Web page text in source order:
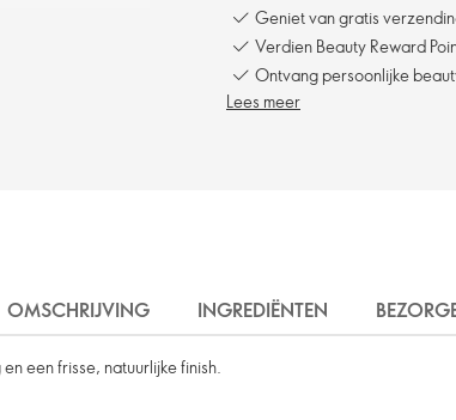
Geniet van gratis
Verdien Beauty Reward
Ontvang persoonlijke
Lees meer
OMSCHRIJVING INGREDIËNTEN
een frisse, natuurlijke finish.